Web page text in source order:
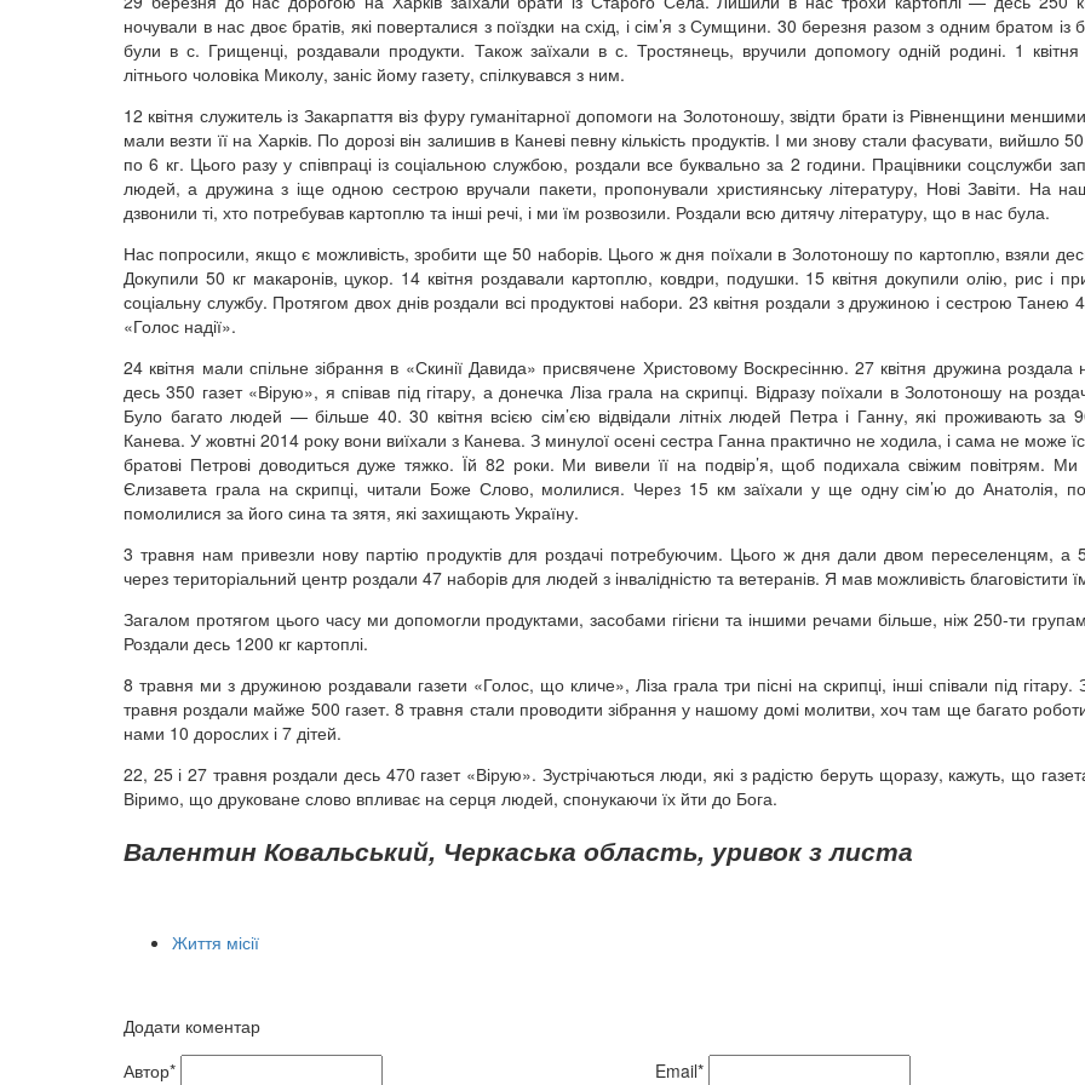
ночували в нас двоє братів, які поверталися з поїздки на схід, і сім’я з Сумщини. 30 березня разом з одним братом із
були в с. Грищенці, роздавали продукти. Також заїхали в с. Тростянець, вручили допомогу одній родині. 1 квітня
літнього чоловіка Миколу, заніс йому газету, спілкувався з ним.
12 квітня служитель із Закарпаття віз фуру гуманітарної допомоги на Золотоношу, звідти брати із Рівненщини
мали везти її на Харків. По дорозі він залишив в Каневі певну кількість продуктів. І ми знову стали фасувати, вийшло
по 6 кг. Цього разу у співпраці із соціальною службою, роздали все буквально за 2 години. Працівники соцслужби
людей, а дружина з іще одною сестрою вручали пакети, пропонували християнську літературу, Нові Завіти. На
дзвонили ті, хто потребував картоплю та інші речі, і ми їм розвозили. Роздали всю дитячу літературу, що в нас була.
Нас попросили, якщо є можливість, зробити ще 50 наборів. Цього ж дня поїхали в Золотоношу по картоплю, взяли
Докупили 50 кг макаронів, цукор. 14 квітня роздавали картоплю, ковдри, подушки. 15 квітня докупили олію, рис і
соціальну службу. Протягом двох днів роздали всі продуктові набори. 23 квітня роздали з дружиною і сестрою Танею
«Голос надії».
24 квітня мали спільне зібрання в «Скинії Давида» присвячене Христовому Воскресінню. 27 квітня дружина роздала
десь 350 газет «Вірую», я співав під гітару, а донечка Ліза грала на скрипці. Відразу поїхали в Золотоношу на
Було багато людей — більше 40. 30 квітня всією сім’єю відвідали літніх людей Петра і Ганну, які проживають за
Канева. У жовтні 2014 року вони виїхали з Канева. З минулої осені сестра Ганна практично не ходила, і сама не може
братові Петрові доводиться дуже тяжко. Їй 82 роки. Ми вивели її на подвір’я, щоб подихала свіжим повітрям. Ми
Єлизавета грала на скрипці, читали Боже Слово, молилися. Через 15 км заїхали у ще одну сім’ю до Анатолія,
помолилися за його сина та зятя, які захищають Україну.
3 травня нам привезли нову партію продуктів для роздачі потребуючим. Цього ж дня дали двом переселенцям, а
через територіальний центр роздали 47 наборів для людей з інвалідністю та ветеранів. Я мав можливість благовістити
Загалом протягом цього часу ми допомогли продуктами, засобами гігієни та іншими речами більше, ніж 250-ти
Роздали десь 1200 кг картоплі.
8 травня ми з дружиною роздавали газети «Голос, що кличе», Ліза грала три пісні на скрипці, інші співали під гітару.
травня роздали майже 500 газет. 8 травня стали проводити зібрання у нашому домі молитви, хоч там ще багато
нами 10 дорослих і 7 дітей.
22, 25 і 27 травня роздали десь 470 газет «Вірую». Зустрічаються люди, які з радістю беруть щоразу, кажуть, що
Віримо, що друковане слово впливає на серця людей, спонукаючи їх йти до Бога.
Валентин Ковальський, Черкаська область, уривок з листа
Життя місії
Додати коментар
Автор*
Email*